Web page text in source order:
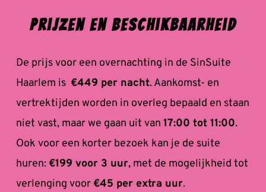
Prijzen en Beschikbaarheid
De prijs voor een overnachting in de SinSuite
Haarlem is €449 per nacht. Aankomst- en
vertrektijden worden in overleg bepaald en staan
niet vast, maar we gaan uit van 17:00 tot 11:00.
Ook voor een korter bezoek kan je de suite
huren: €199 voor 3 uur, met de mogelijkheid tot
verlenging voor €45 per extra uur.